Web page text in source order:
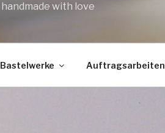
handmade with love
Bastelwerke Auftragsarbeiten